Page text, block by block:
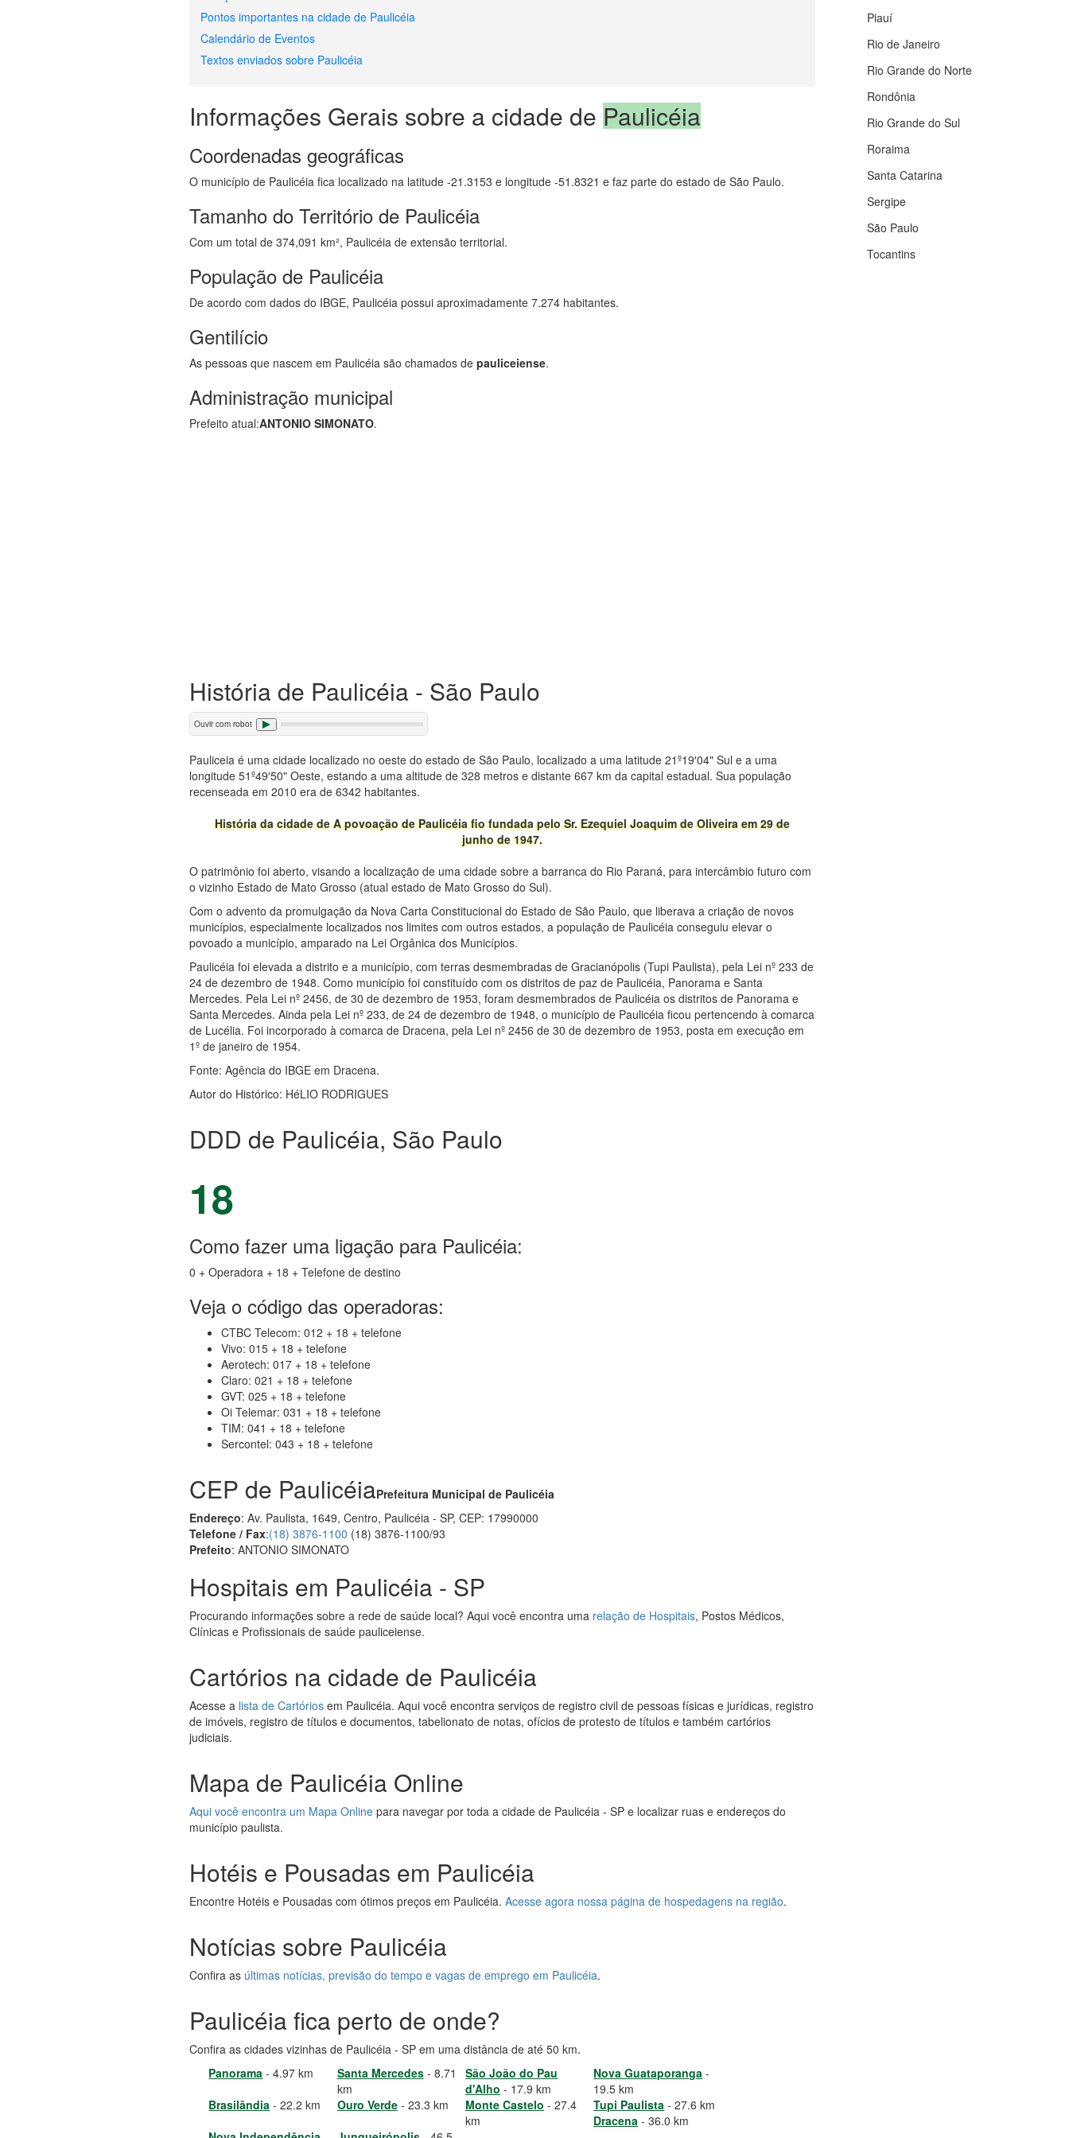
Pontos importantes na cidade de Paulicéia
Calendário de Eventos
Textos enviados sobre Paulicéia
Informações Gerais sobre a cidade de Paulicéia
Coordenadas geográficas
O município de Paulicéia fica localizado na latitude -21.3153 e longitude -51.8321 e faz parte do estado de São Paulo.
Tamanho do Território de Paulicéia
Com um total de 374,091 km², Paulicéia de extensão territorial.
População de Paulicéia
De acordo com dados do IBGE, Paulicéia possui aproximadamente 7.274 habitantes.
Gentilício
As pessoas que nascem em Paulicéia são chamados depauliceiense.
Administração municipal
Prefeito atual:ANTONIO SIMONATO.
História de Paulicéia - São Paulo
Ouvir com robot
Pauliceia é uma cidade localizado no oeste do estado de São Paulo, localizado a uma latitude 21º19′04" Sul e a uma
longitude 51º49′50" Oeste, estando a uma altitude de 328 metros e distante 667 km da capital estadual. Sua população
recenseada em 2010 era de 6342 habitantes.
História da cidade de A povoação de Paulicéia fio fundada pelo Sr. Ezequiel Joaquim de Oliveira em 29 de
junho de 1947.
O patrimônio foi aberto, visando a localização de uma cidade sobre a barranca do Rio Paraná, para intercâmbio futuro com
o vizinho Estado de Mato Grosso (atual estado de Mato Grosso do Sul).
Com o advento da promulgação da Nova Carta Constitucional do Estado de São Paulo, que liberava a criação de novos
municípios, especialmente localizados nos limites com outros estados, a população de Paulicéia conseguiu elevar o
povoado a município, amparado na Lei Orgânica dos Municípios.
Paulicéia foi elevada a distrito e a município, com terras desmembradas de Gracianópolis (Tupi Paulista), pela Lei nº 233 de
24 de dezembro de 1948. Como município foi constituído com os distritos de paz de Paulicéia, Panorama e Santa
Mercedes. Pela Lei nº 2456, de 30 de dezembro de 1953, foram desmembrados de Paulicéia os distritos de Panorama e
Santa Mercedes. Ainda pela Lei nº 233, de 24 de dezembro de 1948, o município de Paulicéia ficou pertencendo à comarca
de Lucélia. Foi incorporado à comarca de Dracena, pela Lei nº 2456 de 30 de dezembro de 1953, posta em execução em
1º de janeiro de 1954.
Fonte: Agência do IBGE em Dracena.
Autor do Histórico: HéLIO RODRIGUES
DDD de Paulicéia, São Paulo
18
Como fazer uma ligação para Paulicéia:
0 + Operadora + 18 + Telefone de destino
Veja o código das operadoras:
CTBC Telecom: 012 + 18 + telefone
Vivo: 015 + 18 + telefone
Aerotech: 017 + 18 + telefone
Claro: 021 + 18 + telefone
GVT: 025 + 18 + telefone
Oi Telemar: 031 + 18 + telefone
TIM: 041 + 18 + telefone
Sercontel: 043 + 18 + telefone
CEP de PaulicéiaPrefeitura Municipal de Paulicéia
Endereço: Av. Paulista, 1649, Centro, Paulicéia - SP, CEP: 17990000
Telefone / Fax:(18) 3876-1100 (18) 3876-1100/93
Prefeito: ANTONIO SIMONATO
Hospitais em Paulicéia - SP
Procurando informações sobre a rede de saúde local? Aqui você encontra uma relação de Hospitais, Postos Médicos,
Clínicas e Profissionais de saúde pauliceiense.
Cartórios na cidade de Paulicéia
Acesse a lista de Cartórios em Paulicéia. Aqui você encontra serviços de registro civil de pessoas físicas e jurídicas, registro
de imóveis, registro de títulos e documentos, tabelionato de notas, ofícios de protesto de títulos e também cartórios
judiciais.
Mapa de Paulicéia Online
Aqui você encontra um Mapa Online para navegar por toda a cidade de Paulicéia - SP e localizar ruas e endereços do
município paulista.
Hotéis e Pousadas em Paulicéia
Encontre Hotéis e Pousadas com ótimos preços em Paulicéia.Acesse agora nossa página de hospedagens na região.
Notícias sobre Paulicéia
Confira as últimas notícias, previsão do tempo e vagas de emprego em Paulicéia.
Paulicéia fica perto de onde?
Confira as cidades vizinhas de Paulicéia - SP em uma distância de até 50 km.
Panorama - 4.97 km Santa Mercedes- 8.71
km
São João do Pau
d'Alho - 17.9 km
Nova Guataporanga -
19.5 km
Brasilândia - 22.2 km Ouro Verde- 23.3 km Monte Castelo - 27.4
km
Tupi Paulista - 27.6 km
Dracena - 36.0 km
Piauí
Rio de Janeiro
Rio Grande do Norte
Rondônia
Rio Grande do Sul
Roraima
Santa Catarina
Sergipe
São Paulo
Tocantins